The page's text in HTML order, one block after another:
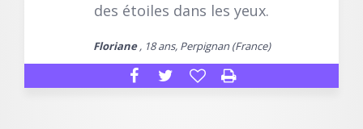
des étoiles dans les yeux.
Floriane, 18 ans, Perpignan (France)